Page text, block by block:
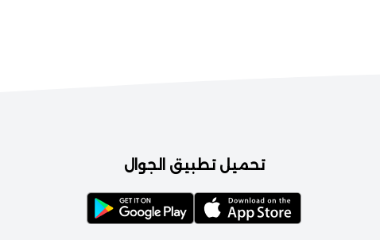
تحميل تطبيق الجوال